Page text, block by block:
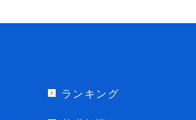
ランキング